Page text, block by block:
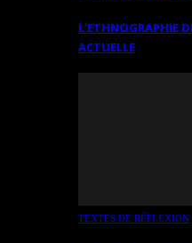
L’ETHNOGRAPHIE
ACTUELLE
TEXTES DE RÉFLEXION